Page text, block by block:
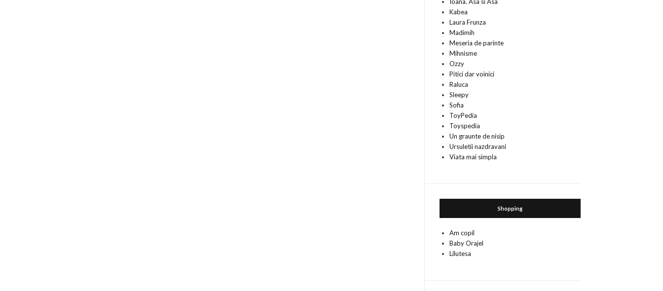
Kabea
Laura Frunza
Madimih
Meseria de parinte
Mihnisme
Ozzy
Pitici dar voinici
Raluca
Sleepy
Sofia
ToyPedia
Toyspedia
Un graunte de nisip
Ursuletii nazdravani
Viata mai simpla
Shopping
Am copil
Baby Orajel
Lilutesa